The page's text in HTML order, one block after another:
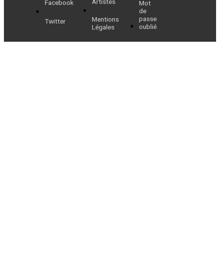
Facebook
Twitter
Mentions
Légales
Mot
de
passe
oublié